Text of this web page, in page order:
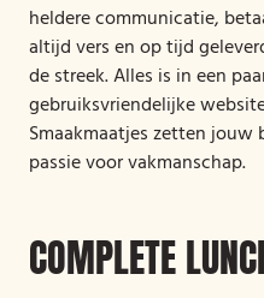
heldere communicatie,
altijd vers en op tijd
de streek. Alles is in een
gebruiksvriendelijke
Smaakmaatjes zetten
passie voor vakmanschap.
COMPLETE